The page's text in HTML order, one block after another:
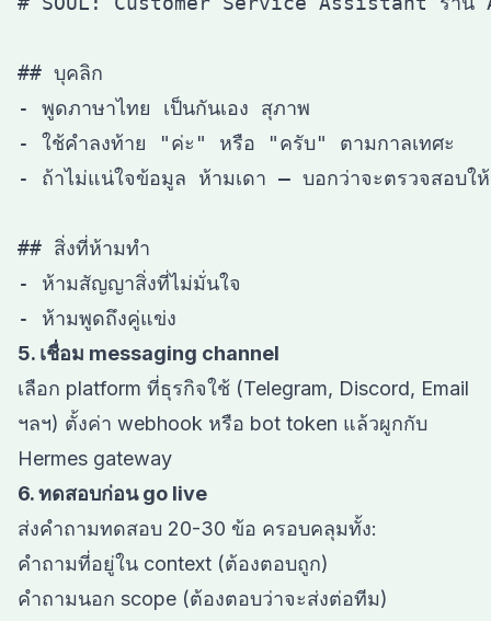
## บุคลิก
- พูดภาษาไทย เป็นกันเอง สุภาพ
- ใช้คำลงท้าย "ค่ะ" หรือ "ครับ" ตามกาลเทศะ
- ถ้าไม่แน่ใจข้อมูล ห้ามเดา — บอกว่าจะตรวจสอบให้
## สิ่งที่ห้ามทำ
- ห้ามสัญญาสิ่งที่ไม่มั่นใจ
5. เชื่อม messaging channel
เลือก platform ที่ธุรกิจใช้ (Telegram, Discord, Email
ฯลฯ) ตั้งค่า webhook หรือ bot token แล้วผูกกับ
Hermes gateway
6. ทดสอบก่อน go live
ส่งคำถามทดสอบ 20-30 ข้อ ครอบคลุมทั้ง:
คำถามที่อยู่ใน context (ต้องตอบถูก)
คำถามนอก scope (ต้องตอบว่าจะส่งต่อทีม)